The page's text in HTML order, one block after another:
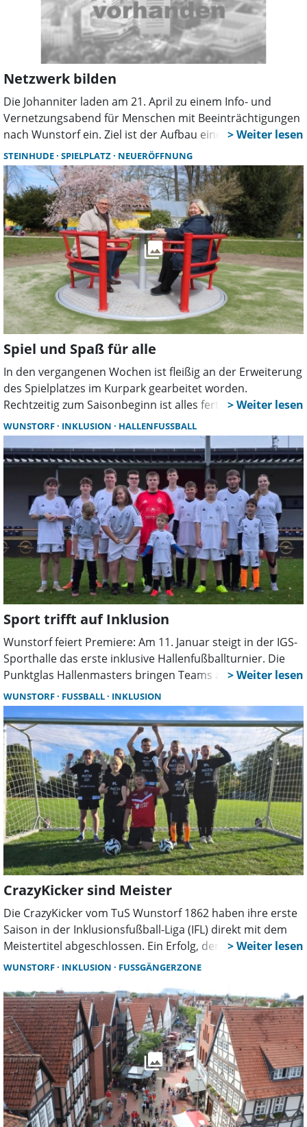
Netzwerk bilden
Die Johanniter laden am 21. April zu einem Info- und
Vernetzungsabend für Menschen mit Beeinträchtigungen
nach Wunstorf ein. Ziel ist der Aufbau einer
Netzwerkgruppe. Auch die Stadt ist vertreten und steht
für Austausch und Fragen bereit.
STEINHUDE SPIELPLATZ NEUERÖFFNUNG
Spiel und Spaß für alle
In den vergangenen Wochen ist fleißig an der Erweiterung
des Spielplatzes im Kurpark gearbeitet worden.
Rechtzeitig zum Saisonbeginn ist alles fertig. Bei schönem
Frühlingswetter wurde er nun von Ortsbürgermeisterin
Christiane Schweer und Bürgermeister Carsten Piellusch
eröffnet.
WUNSTORF INKLUSION HALLENFUSSBALL
Sport trifft auf Inklusion
Wunstorf feiert Premiere: Am 11. Januar steigt in der IGS-
Sporthalle das erste inklusive Hallenfußballturnier. Die
Punktglas Hallenmasters bringen Teams aus dem Norden
zusammen – von Werder Bremen bis Arminia Hannover.
Sport, Respekt und Vielfalt stehen im Mittelpunkt.
WUNSTORF FUSSBALL INKLUSION
CrazyKicker sind Meister
Die CrazyKicker vom TuS Wunstorf 1862 haben ihre erste
Saison in der Inklusionsfußball-Liga (IFL) direkt mit dem
Meistertitel abgeschlossen. Ein Erfolg, der Spieler, Eltern,
Verein und Fans stolz macht.
WUNSTORF INKLUSION FUSSGÄNGERZONE